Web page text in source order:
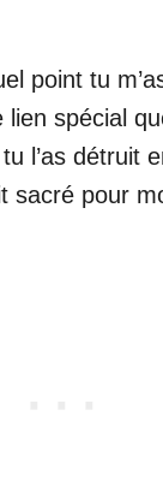
point tu
lien spécial
l’as détruit
sacré pour